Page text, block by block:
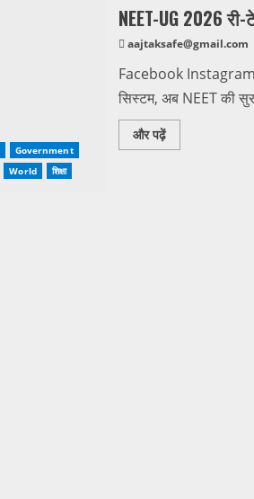
Government
World शिक्षा
NEET-UG 2026
aajtaksafe@gmail.com
Facebook Instagram
सिस्टम, अब NEET की
और पढ़ेंRead
more